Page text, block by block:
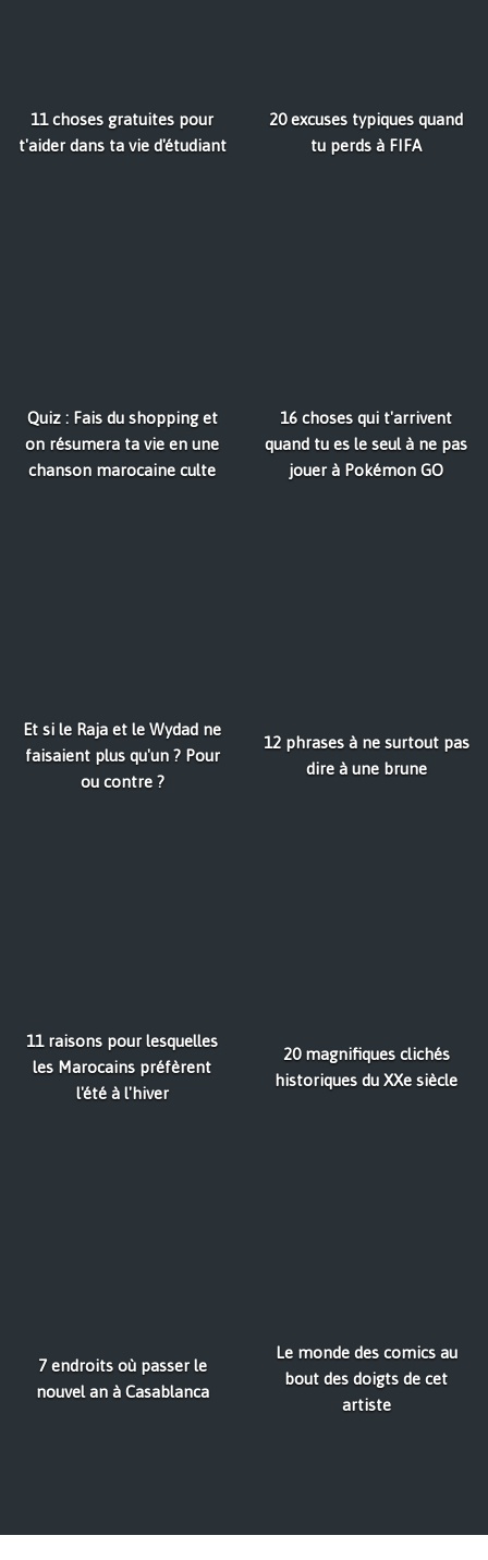
11 choses gratuites pour
t'aider dans ta vie d'étudiant
20 excuses typiques quand
tu perds à FIFA
Quiz : Fais du shopping et
on résumera ta vie en une
chanson marocaine culte
16 choses qui t'arrivent
quand tu es le seul à ne pas
jouer à Pokémon GO
Et si le Raja et le Wydad ne
faisaient plus qu'un ? Pour
ou contre ?
12 phrases à ne surtout pas
dire à une brune
11 raisons pour lesquelles
les Marocains préfèrent
l'été à l'hiver
20 magnifiques clichés
historiques du XXe siècle
7 endroits où passer le
nouvel an à Casablanca
Le monde des comics au
bout des doigts de cet
artiste